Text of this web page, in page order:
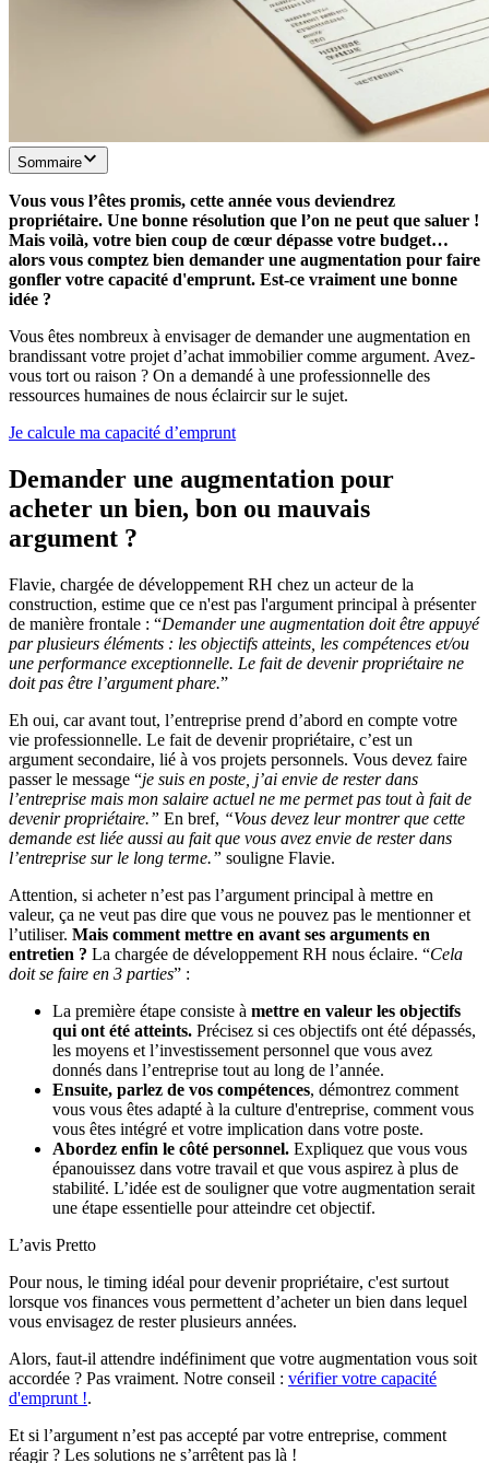
Sommaire
Vous vous l’êtes promis, cette année vous deviendrez
propriétaire. Une bonne résolution que l’on ne peut que saluer !
Mais voilà, votre bien coup de cœur dépasse votre budget…
alors vous comptez bien demander une augmentation pour faire
gonfler votre capacité d'emprunt. Est-ce vraiment une bonne
idée ?
Vous êtes nombreux à envisager de demander une augmentation en
brandissant votre projet d’achat immobilier comme argument. Avez-
vous tort ou raison ? On a demandé à une professionnelle des
ressources humaines de nous éclaircir sur le sujet.
Je calcule ma capacité d’emprunt
Demander une augmentation pour
acheter un bien, bon ou mauvais
argument ?
Flavie, chargée de développement RH chez un acteur de la
construction, estime que ce n'est pas l'argument principal à présenter
de manière frontale : “Demander une augmentation doit être appuyé
par plusieurs éléments : les objectifs atteints, les compétences et/ou
une performance exceptionnelle. Le fait de devenir propriétaire ne
doit pas être l’argument phare.”
Eh oui, car avant tout, l’entreprise prend d’abord en compte votre
vie professionnelle. Le fait de devenir propriétaire, c’est un
argument secondaire, lié à vos projets personnels. Vous devez faire
passer le message “je suis en poste, j’ai envie de rester dans
l’entreprise mais mon salaire actuel ne me permet pas tout à fait de
devenir propriétaire.” En bref, “Vous devez leur montrer que cette
demande est liée aussi au fait que vous avez envie de rester dans
l’entreprise sur le long terme.” souligne Flavie.
Attention, si acheter n’est pas l’argument principal à mettre en
valeur, ça ne veut pas dire que vous ne pouvez pas le mentionner et
l’utiliser. Mais comment mettre en avant ses arguments en
entretien ? La chargée de développement RH nous éclaire. “Cela
doit se faire en 3 parties” :
La première étape consiste à mettre en valeur les objectifs
qui ont été atteints. Précisez si ces objectifs ont été dépassés,
les moyens et l’investissement personnel que vous avez
donnés dans l’entreprise tout au long de l’année.
Ensuite, parlez de vos compétences, démontrez comment
vous vous êtes adapté à la culture d'entreprise, comment vous
vous êtes intégré et votre implication dans votre poste.
Abordez enfin le côté personnel. Expliquez que vous vous
épanouissez dans votre travail et que vous aspirez à plus de
stabilité. L’idée est de souligner que votre augmentation serait
une étape essentielle pour atteindre cet objectif.
L’avis Pretto
Pour nous, le timing idéal pour devenir propriétaire, c'est surtout
lorsque vos finances vous permettent d’acheter un bien dans lequel
vous envisagez de rester plusieurs années.
Alors, faut-il attendre indéfiniment que votre augmentation vous soit
accordée ? Pas vraiment. Notre conseil : vérifier votre capacité
d'emprunt !.
Et si l’argument n’est pas accepté par votre entreprise, comment
réagir ? Les solutions ne s’arrêtent pas là !